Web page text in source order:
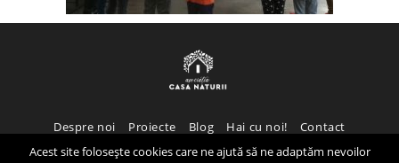
Despre noi Proiecte Blog Hai cu noi!
Contact
Acest site folosește cookies care ne ajută să ne adaptăm nevoilor